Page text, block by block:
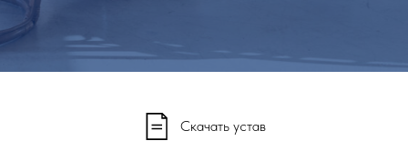
Скачать устав